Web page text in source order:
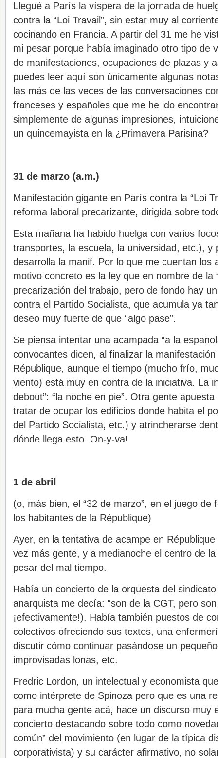
Llegué a París la víspera de la jornada de
contra la “Loi Travail”, sin estar muy al
cocinando en Francia. A partir del 31 me he
mi pesar porque había imaginado otro tipo de
de manifestaciones, ocupaciones de plazas y
puedes leer aquí son únicamente algunas
las más de las veces de las conversaciones
franceses y españoles que me he ido
simplemente de algunas impresiones,
un quincemayista en la ¿Primavera Parisina?
31 de marzo (a.m.)
Manifestación gigante en París contra la “Loi
reforma laboral precarizante, dirigida sobre
Esta mañana ha habido huelga con varios
transportes, la escuela, la universidad, etc.), y
desarrolla la manif. Por lo que me cuentan los
motivo concreto es la ley que en nombre de la
precarización del trabajo, pero de fondo hay
contra el Partido Socialista, que acumula ya
deseo muy fuerte de que “algo pase”.
Se piensa intentar una acampada “a la
convocantes dicen, al finalizar la
République, aunque el tiempo (mucho frío,
viento) está muy en contra de la iniciativa. La
debout”: “la noche en pie”. Otra gente
tratar de ocupar los edificios donde habita el
del Partido Socialista, etc.) y atrincherarse
dónde llega esto. On-y-va!
1 de abril
(o, más bien, el “32 de marzo”, en el juego de
los habitantes de la République)
Ayer, en la tentativa de acampe en
vez más gente, y a medianoche el centro de
pesar del mal tiempo.
Había un concierto de la orquesta del
anarquista me decía: “son de la CGT, pero
¡efectivamente!). Había también puestos de
colectivos ofreciendo sus textos, una
discutir cómo continuar pasándose un
improvisadas lonas, etc.
Fredric Lordon, un intelectual y economista
como intérprete de Spinoza pero que es una
para mucha gente acá, hace un discurso muy
concierto destacando sobre todo como
común” del movimiento (en lugar de la típica
corporativista) y su carácter afirmativo, no